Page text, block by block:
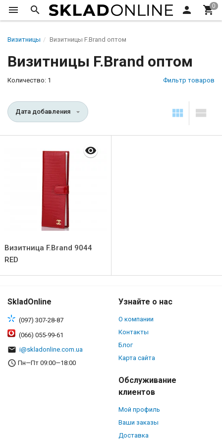
Визитницы Визитницы F.Brand оптом
Визитницы F.Brand оптом
Количество: 1 Фильтр товаров
Дата добавления
Визитница F.Brand 9044
RED
SkladOnline
(097) 307-28-87
(066) 055-99-61
i@skladonline.com.ua
Пн—Пт 09:00—18:00
Узнайте о нас
О компании
Контакты
Блог
Карта сайта
Обслуживание
клиентов
Мой профиль
Ваши заказы
Доставка